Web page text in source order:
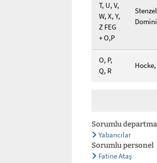
T, U, V,
W, X, Y,
Z FEG
+ O,P
O, P,
Q, R
Sorumlu
Yabancılar
Sorumlu personel
Fatine Ataş